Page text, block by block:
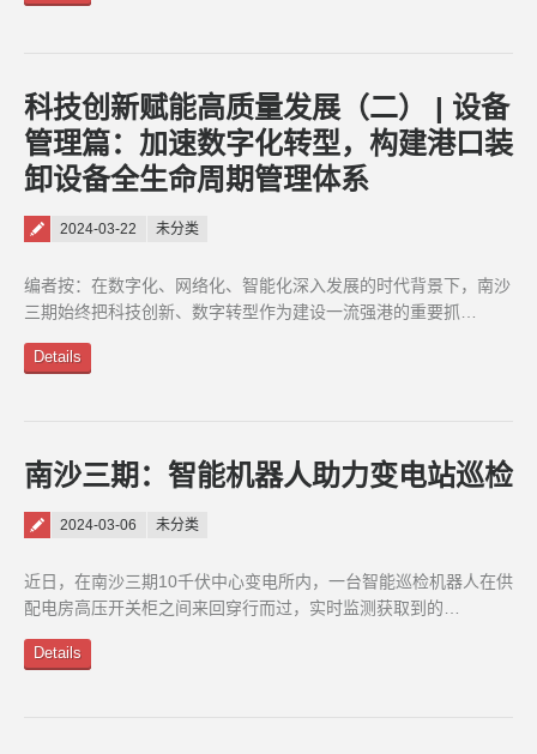
科技创新赋能高质量发展（二） | 设备
管理篇：加速数字化转型，构建港口装
卸设备全生命周期管理体系
Posted on
2024-03-22 未分类
编者按：在数字化、网络化、智能化深入发展的时代背景下，南沙
三期始终把科技创新、数字转型作为建设一流强港的重要抓…
Details
南沙三期：智能机器人助力变电站巡检
Posted on
2024-03-06 未分类
近日，在南沙三期10千伏中心变电所内，一台智能巡检机器人在供
配电房高压开关柜之间来回穿行而过，实时监测获取到的…
Details